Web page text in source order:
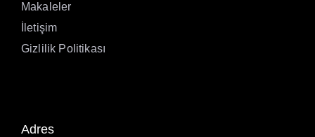
Makaleler
İletişim
Gizlilik Politikası
Adres